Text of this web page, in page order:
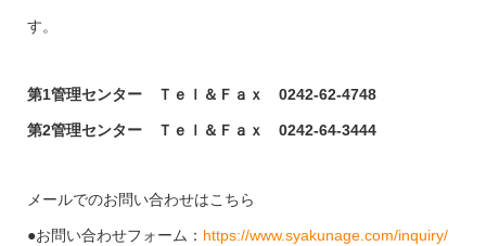
す。
第1管理センター Ｔｅｌ＆Ｆａｘ 0242-62-4748
第2管理センター Ｔｅｌ＆Ｆａｘ 0242-64-3444
メールでのお問い合わせはこちら
●お問い合わせフォーム： https://www.syakunage.com/inquiry/